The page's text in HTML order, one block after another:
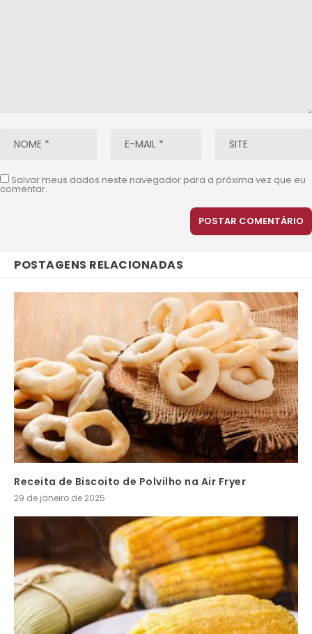
Salvar meus dados neste navegador para a próxima vez que eu
comentar.
POSTAGENS RELACIONADAS
Receita de Biscoito de Polvilho na Air Fryer
29 de janeiro de 2025